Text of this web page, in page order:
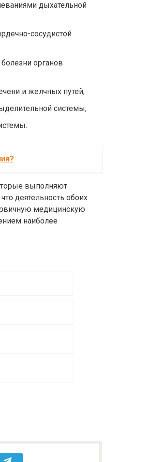
дыхательной
сосудистой
органов
и желчных путей;
системы;
выполняют
деятельность обоих
медицинскую
наиболее